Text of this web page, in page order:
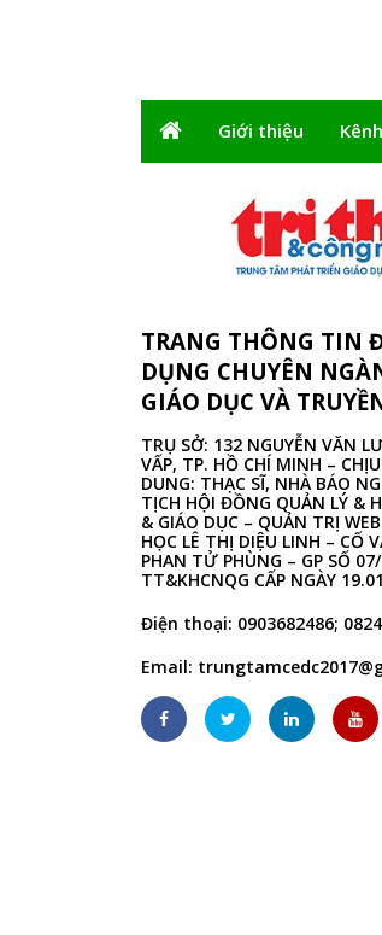
Giới thiệu
TRANG THÔNG TIN
DỤNG CHUYÊN
GIÁO DỤC VÀ
TRỤ SỞ: 132 NGUYỄN VĂN
VẤP, TP. HỒ CHÍ MINH –
DUNG: THẠC SĨ, NHÀ BÁO
TỊCH HỘI ĐỒNG QUẢN LÝ &
& GIÁO DỤC – QUẢN TRỊ
HỌC LÊ THỊ DIỆU LINH – CỐ
PHAN TỬ PHÙNG – GP SỐ
TT&KHCNQG CẤP NGÀY
Điện thoại: 0903682486;
Email: